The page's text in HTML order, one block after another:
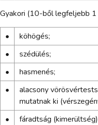
Gyakori (10-ből legfeljebb
•
köhögés;
•
szédülés;
•
hasmenés;
•
alacsony
mutatnak ki
•
fáradtság